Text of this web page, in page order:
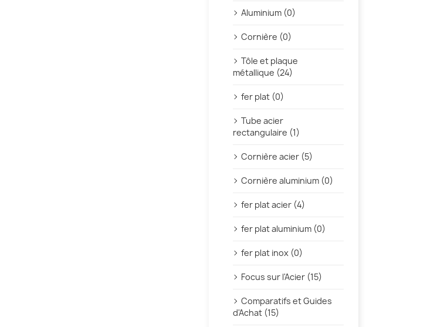
Aluminium (0)
Cornière (0)
Tôle et plaque
métallique (24)
fer plat (0)
Tube acier
rectangulaire (1)
Cornière acier (5)
Cornière aluminium (0)
fer plat acier (4)
fer plat aluminium (0)
fer plat inox (0)
Focus sur l'Acier (15)
Comparatifs et Guides
d'Achat (15)